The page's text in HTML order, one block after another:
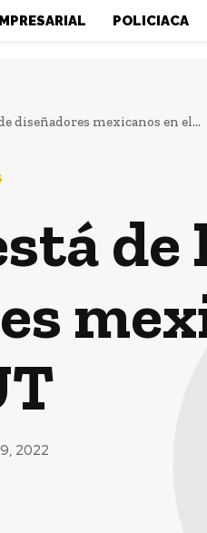
POLICIACA
diseñadores mexicanos en el...
de
2022